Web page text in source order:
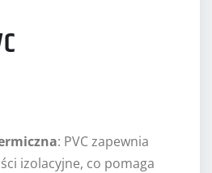
: PVC zapewnia
izolacyjne, co pomaga